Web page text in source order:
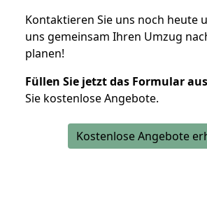
Kontaktieren Sie uns noch heute
uns gemeinsam Ihren Umzug
planen!
Füllen Sie jetzt das Formular aus
Sie kostenlose Angebote.
Kostenlose Angebote